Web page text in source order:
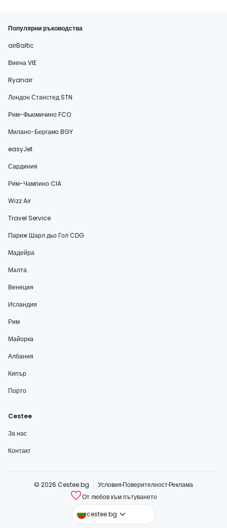
Популярни ръководства
airBaltic
Виена VIE
Ryanair
Лондон Станстед STN
Рим-Фьюмичино FCO
Милано-Бергамо BGY
easyJet
Сардиния
Рим-Чампино CIA
Wizz Air
Travel Service
Париж Шарл дьо Гол CDG
Мадейра
Малта
Венеция
Исландия
Рим
Майорка
Албания
Кипър
Порто
Cestee
За нас
Контакт
© 2026 Cestee.bg Условия ПоверителностРеклама
От любов към пътуването
cestee.bg
cestee.com
cestee.sk